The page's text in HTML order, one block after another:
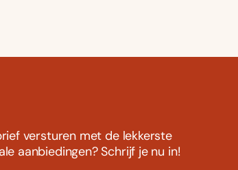
versturen met de lekkerste
aanbiedingen? Schrijf je nu in!